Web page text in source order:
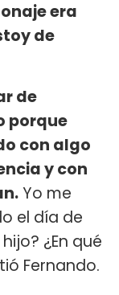
era
de
de
porque
con algo
y con
Yo me
el día de
¿En qué
Fernando.